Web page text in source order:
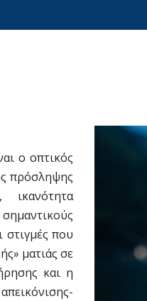
ο οπτικός
πρόσληψης
ικανότητα
στιγμές που
ματιάς σε
και η